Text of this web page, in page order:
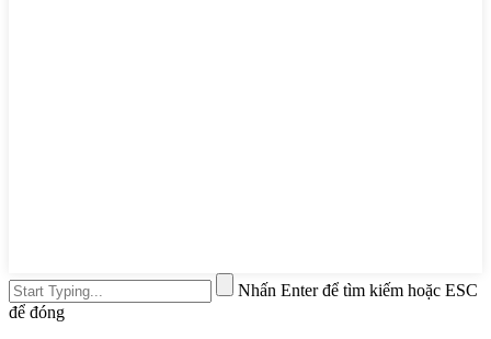
Nhấn Enter để tìm kiếm hoặc ESC
để đóng